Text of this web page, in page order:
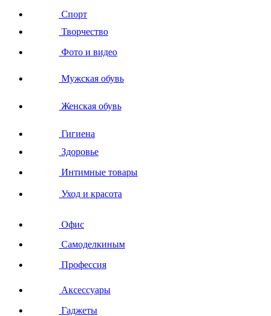
Спорт
Творчество
Фото и видео
Мужская обувь
Женская обувь
Гигиена
Здоровье
Интимные товары
Уход и красота
Офис
Самоделкиным
Профессия
Аксессуары
Гаджеты